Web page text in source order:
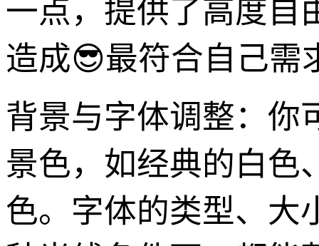
一点，提供了高度自
造成😎最符合自己需
背景与字体调整：你
景色，如经典的白色
色。字体的类型、大